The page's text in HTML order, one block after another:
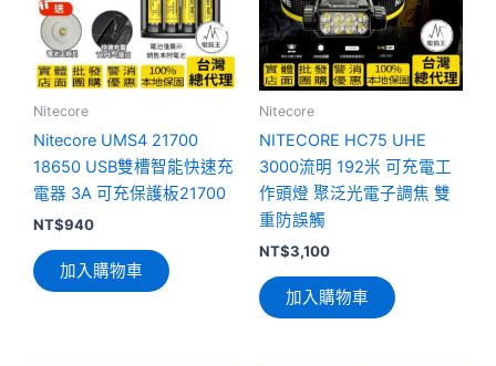
Nitecore
Nitecore UMS4 21700
18650 USB雙槽智能快速充
電器 3A 可充保護板21700
NT$940
加入購物車
Nitecore
NITECORE HC75 UHE
3000流明 192米 可充電工
作頭燈 聚泛光電子調焦 雙
重防誤觸
NT$3,100
加入購物車